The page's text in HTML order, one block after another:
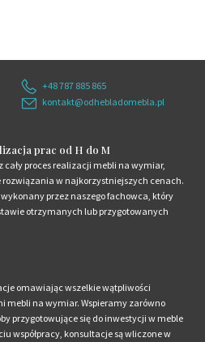
+48 787 885 865
kontakt@odhebladomebla.pl
prac od H do M
cały proces realizacji mebli na wymiar,
rozwiązania w najkorzystniejszych cenach.
przez naszego fachowca, który
otrzymanych lub przygotowanych
omawiając wszelkie wątpliwości
mebli na wymiar. Wspieramy zarówno
przygotowujące się do inwestycji w meble
współpracy, konsultacje są wliczone w